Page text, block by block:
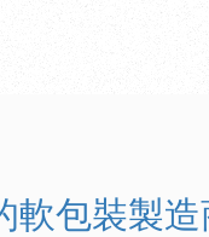
軟包裝製造